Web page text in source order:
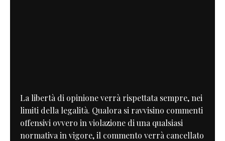
La libertà di opinione verrà rispettata sempre, nei
limiti della legalità. Qualora si ravvisino commenti
offensivi ovvero in violazione di una qualsiasi
normativa in vigore, il commento verrà cancellato